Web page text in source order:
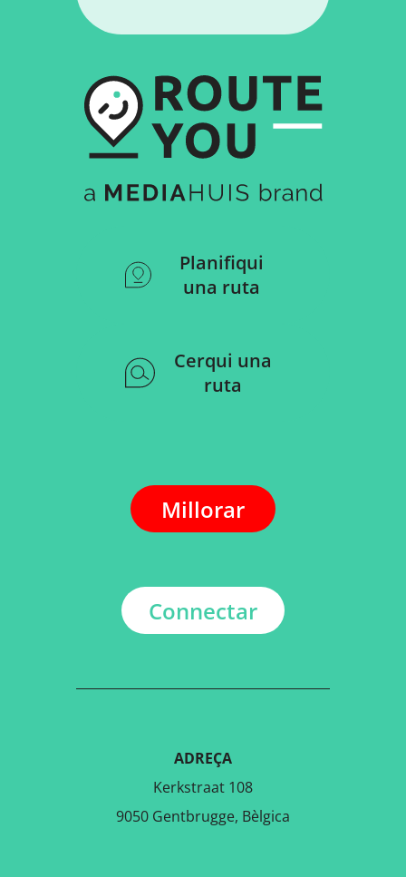
Planifiqui
una ruta
Cerqui una
ruta
Millorar
Connectar
ADREÇA
Kerkstraat 108
9050 Gentbrugge, Bèlgica